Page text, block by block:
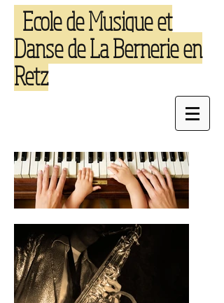
Ecole de Musique et
Danse de La Bernerie en
Retz